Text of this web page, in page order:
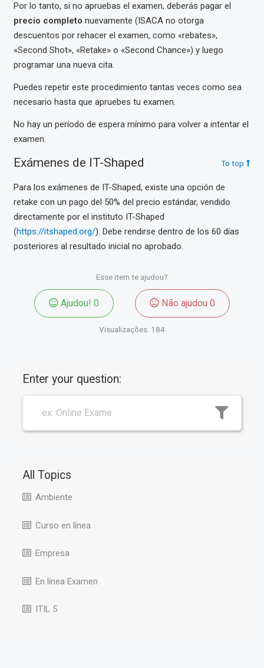
Por lo tanto, si no apruebas el examen, deberás pagar el
precio completo nuevamente (ISACA no otorga
descuentos por rehacer el examen, como «rebates»,
«Second Shot», «Retake» o «Second Chance») y luego
programar una nueva cita.
Puedes repetir este procedimiento tantas veces como sea
necesario hasta que apruebes tu examen.
No hay un período de espera mínimo para volver a intentar el
examen.
Exámenes de IT-Shaped To top
Para los exámenes de IT-Shaped, existe una opción de
retake con un pago del 50% del precio estándar, vendido
directamente por el instituto IT-Shaped
(https://itshaped.org/). Debe rendirse dentro de los 60 días
posteriores al resultado inicial no aprobado.
Esse item te ajudou?
Ajudou!0 Não ajudou 0
Visualizações: 184
Enter your question:
All Topics
Ambiente
Curso en línea
Empresa
En línea Examen
ITIL 5